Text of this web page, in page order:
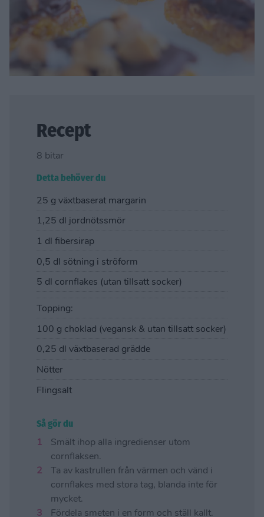
Recept
8 bitar
Detta behöver du
25 g växtbaserat margarin
1,25 dl jordnötssmör
1 dl fibersirap
0,5 dl sötning i ströform
5 dl cornflakes (utan tillsatt socker)
Topping:
100 g choklad (vegansk & utan tillsatt socker)
0,25 dl växtbaserad grädde
Nötter
Flingsalt
Så gör du
Smält ihop alla ingredienser utom
cornflaksen.
Ta av kastrullen från värmen och vänd i
cornflakes med stora tag, blanda inte för
mycket.
Fördela smeten i en form och ställ kallt.